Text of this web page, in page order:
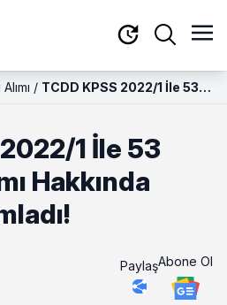
/ TCDD KPSS 2022/1 İle 53
1 İle 53
Hakkında
PaylaşAbone Ol